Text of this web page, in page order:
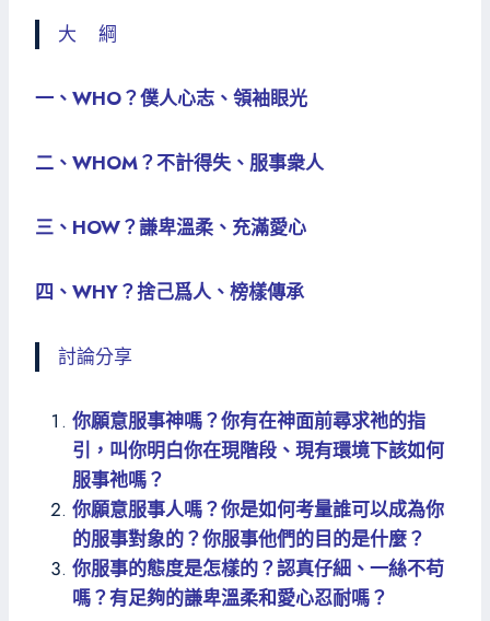
大 綱
一、WHO？僕人心志、領袖眼光
二、WHOM？不計得失、服事衆人
三、HOW？謙卑溫柔、充滿愛心
四、WHY？捨己爲人、榜樣傳承
討論分享
你願意服事神嗎？你有在神面前尋求祂的指
引，叫你明白你在現階段、現有環境下該如何
服事祂嗎？
你願意服事人嗎？你是如何考量誰可以成為你
的服事對象的？你服事他們的目的是什麼？
你服事的態度是怎樣的？認真仔細、一絲不苟
嗎？有足夠的謙卑溫柔和愛心忍耐嗎？